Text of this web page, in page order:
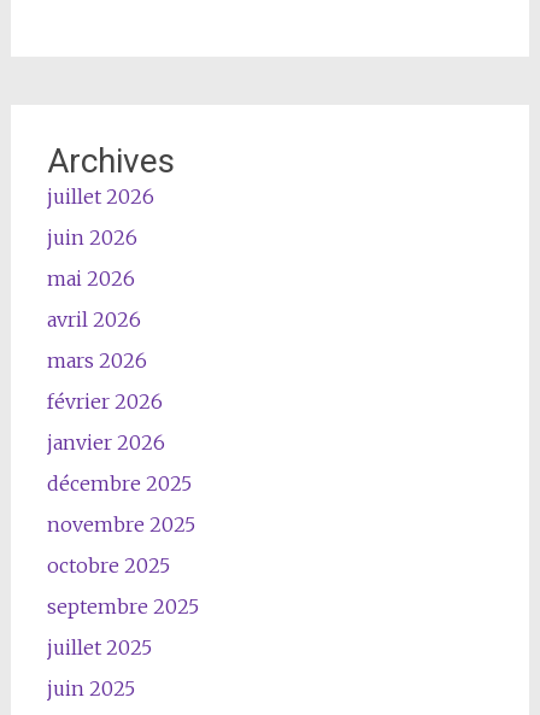
Archives
juillet 2026
juin 2026
mai 2026
avril 2026
mars 2026
février 2026
janvier 2026
décembre 2025
novembre 2025
octobre 2025
septembre 2025
juillet 2025
juin 2025